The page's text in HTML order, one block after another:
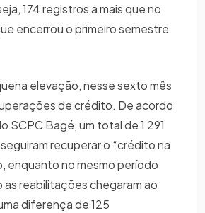
174 registros a mais que no
encerrou o primeiro semestre
elevação, nesse sexto mês
de crédito. De acordo
SCPC Bagé, um total de 1 291
recuperar o “crédito na
enquanto no mesmo período
as reabilitações chegaram ao
diferença de 125